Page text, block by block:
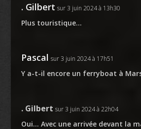
. Gilbert sur 3 juin 2024 à 13h30
Plus touristique…
Pascal sur 3 juin 2024 à 17h51
Y a-t-il encore un ferryboat à
. Gilbert sur 3 juin 2024 à 22h04
Oui… Avec une arrivée devant la